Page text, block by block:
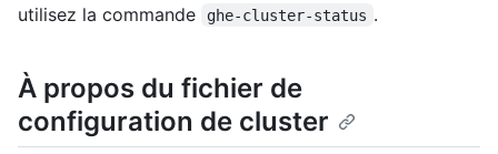
utilisez la commande
ghe-cluster-status .
À propos du fichier de
configuration de cluster